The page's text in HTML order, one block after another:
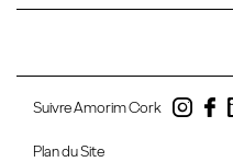
Suivre Amorim Cork
Plan du Site